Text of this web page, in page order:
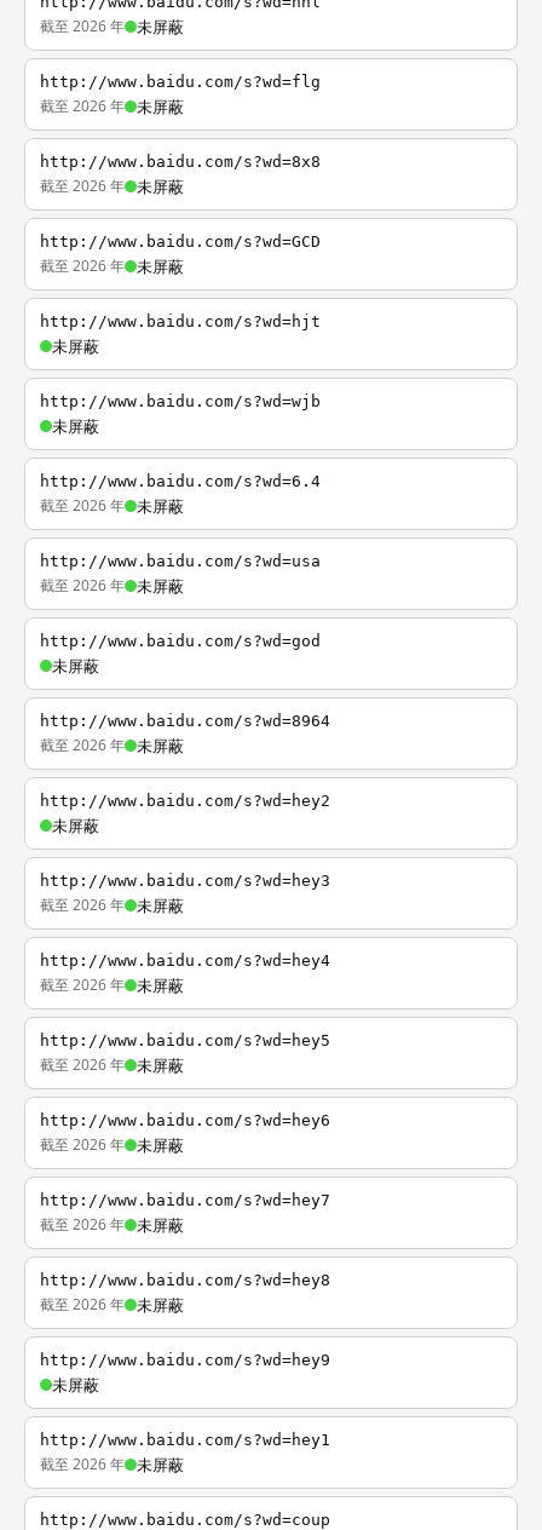
截至 2026 年 未屏蔽
http://www.baidu.com/s?wd=flg
截至 2026 年 未屏蔽
http://www.baidu.com/s?wd=8x8
截至 2026 年 未屏蔽
http://www.baidu.com/s?wd=GCD
截至 2026 年 未屏蔽
http://www.baidu.com/s?wd=hjt
未屏蔽
http://www.baidu.com/s?wd=wjb
未屏蔽
http://www.baidu.com/s?wd=6.4
截至 2026 年 未屏蔽
http://www.baidu.com/s?wd=usa
截至 2026 年 未屏蔽
http://www.baidu.com/s?wd=god
未屏蔽
http://www.baidu.com/s?wd=8964
截至 2026 年 未屏蔽
http://www.baidu.com/s?wd=hey2
未屏蔽
http://www.baidu.com/s?wd=hey3
截至 2026 年 未屏蔽
http://www.baidu.com/s?wd=hey4
截至 2026 年 未屏蔽
http://www.baidu.com/s?wd=hey5
截至 2026 年 未屏蔽
http://www.baidu.com/s?wd=hey6
截至 2026 年 未屏蔽
http://www.baidu.com/s?wd=hey7
截至 2026 年 未屏蔽
http://www.baidu.com/s?wd=hey8
截至 2026 年 未屏蔽
http://www.baidu.com/s?wd=hey9
未屏蔽
http://www.baidu.com/s?wd=hey1
截至 2026 年 未屏蔽
http://www.baidu.com/s?wd=coup